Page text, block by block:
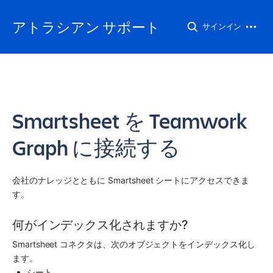
アトラシアン サポート サインイン
Smartsheet を Teamwork
Graph に接続する
会社のナレッジとともに Smartsheet シートにアクセスできま
す。
何がインデックス化されますか?
Smartsheet コネクタは、次のオブジェクトをインデックス化し
ます。